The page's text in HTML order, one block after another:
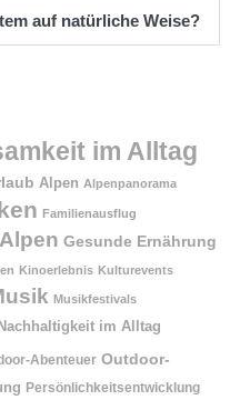
auf natürliche Weise?
im Alltag
Alpen Alpenpanorama
Familienausflug
Gesunde Ernährung
Kinoerlebnis Kulturevents
Musikfestivals
Nachhaltigkeit im Alltag
Abenteuer Outdoor-
Persönlichkeitsentwicklung